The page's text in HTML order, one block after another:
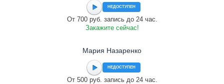
НЕДОСТУПЕН
От 700 руб. запись до 24 час.
Закажите сейчас!
Мария Назаренко
НЕДОСТУПЕН
От 500 руб. запись до 24 час.